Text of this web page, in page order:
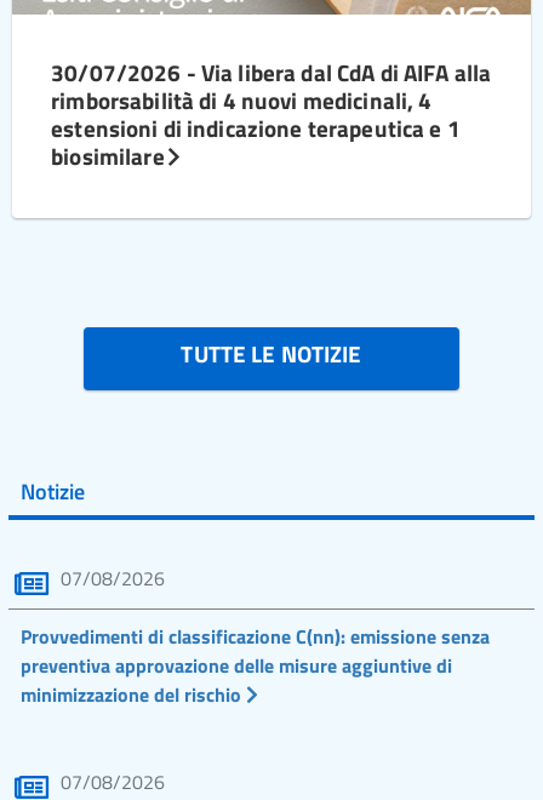
30/07/2026 - Via libera dal CdA di AIFA alla
rimborsabilità di 4 nuovi medicinali, 4
estensioni di indicazione terapeutica e 1
biosimilare
TUTTE LE NOTIZIE
Notizie
07/08/2026
Provvedimenti di classificazione C(nn): emissione senza
preventiva approvazione delle misure aggiuntive di
minimizzazione del rischio
07/08/2026